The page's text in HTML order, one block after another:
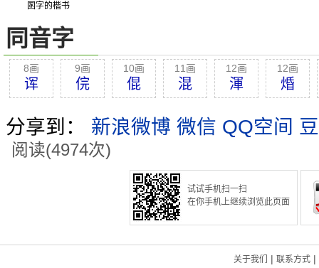
圂字的楷书
同音字
8画
诨
9画
俒
10画
倱
11画
混
12画
渾
12画
焝
分享到： 新浪微博 微信 QQ空间
阅读(4974次)
试试手机扫一扫
在你手机上继续浏览此页面
关于我们 | 联系方式|